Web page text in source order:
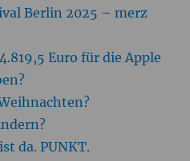
Berlin 2025 – merz
Euro für die Apple
da. PUNKT.